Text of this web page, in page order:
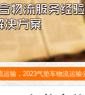
运输，2023气垫车物流运输